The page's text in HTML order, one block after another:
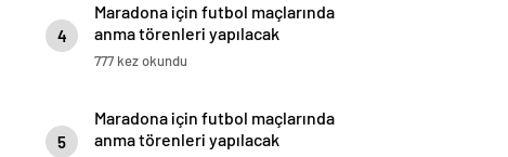
4
Maradona için futbol maçlarında
anma törenleri yapılacak
777 kez okundu
5
Maradona için futbol maçlarında
anma törenleri yapılacak